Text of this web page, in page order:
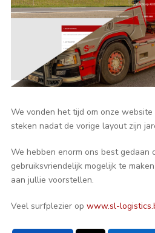
We vonden het tijd om onze
steken nadat de vorige layout zijn
We hebben enorm ons best gedaan
gebruiksvriendelijk mogelijk te
aan jullie voorstellen.
Veel surfplezier op www.sl-